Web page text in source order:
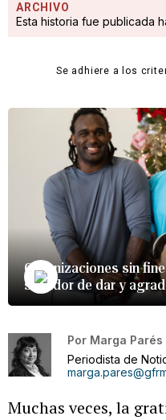
ARCHIVO
Esta historia fue publicada
Se adhiere a los
Organizaciones sin
sanador de dar y
Por Marga Parés
Periodista de
Muchas veces, la